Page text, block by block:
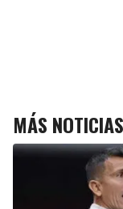
MÁS NOTICIAS